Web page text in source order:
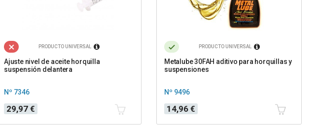
PRODUCTO UNIVERSAL
Ajuste nivel de aceite horquilla
suspensión delantera
Nº 7346
Precio
29,97 €
PRODUCTO UNIVERSAL
Metalube 30FAH aditivo para horquillas y
suspensiones
Nº 9496
Precio
14,96 €